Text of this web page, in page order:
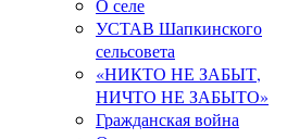
О селе
УСТАВ Шапкинского
сельсовета
«НИКТО НЕ ЗАБЫТ,
НИЧТО НЕ ЗАБЫТО»
Гражданская война